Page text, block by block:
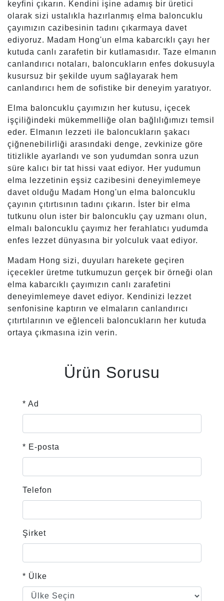
keyfini çıkarın. Kendini işine adamış bir üretici
olarak sizi ustalıkla hazırlanmış elma baloncuklu
çayımızın cazibesinin tadını çıkarmaya davet
ediyoruz. Madam Hong'un elma kabarcıklı çayı her
kutuda canlı zarafetin bir kutlamasıdır. Taze elmanın
canlandırıcı notaları, baloncukların enfes dokusuyla
kusursuz bir şekilde uyum sağlayarak hem
canlandırıcı hem de sofistike bir deneyim yaratıyor.
Elma baloncuklu çayımızın her kutusu, içecek
işçiliğindeki mükemmelliğe olan bağlılığımızı temsil
eder. Elmanın lezzeti ile baloncukların şakacı
çiğnenebilirliği arasındaki denge, zevkinize göre
titizlikle ayarlandı ve son yudumdan sonra uzun
süre kalıcı bir tat hissi vaat ediyor. Her yudumun
elma lezzetinin eşsiz cazibesini deneyimlemeye
davet olduğu Madam Hong'un elma baloncuklu
çayının çıtırtısının tadını çıkarın. İster bir elma
tutkunu olun ister bir baloncuklu çay uzmanı olun,
elmalı baloncuklu çayımız her ferahlatıcı yudumda
enfes lezzet dünyasına bir yolculuk vaat ediyor.
Madam Hong sizi, duyuları harekete geçiren
içecekler üretme tutkumuzun gerçek bir örneği olan
elma kabarcıklı çayımızın canlı zarafetini
deneyimlemeye davet ediyor. Kendinizi lezzet
senfonisine kaptırın ve elmaların canlandırıcı
çıtırtılarının ve eğlenceli baloncukların her kutuda
ortaya çıkmasına izin verin.
Ürün Sorusu
* Ad
* E-posta
Telefon
Şirket
* Ülke